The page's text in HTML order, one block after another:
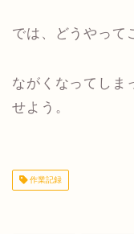
では、どうやって
ながくなってしま
せよう。
作業記録